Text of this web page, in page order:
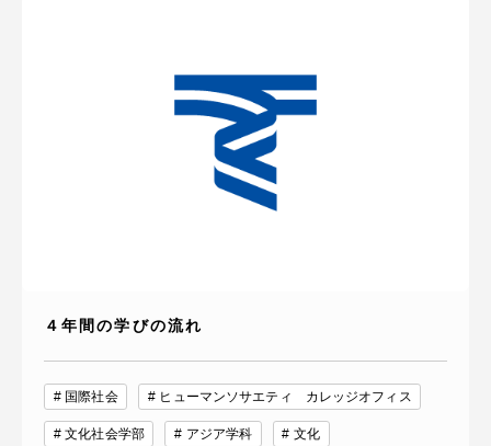
４年間の学びの流れ
国際社会 ヒューマンソサエティ カレッジオフィス
文化社会学部 アジア学科 文化